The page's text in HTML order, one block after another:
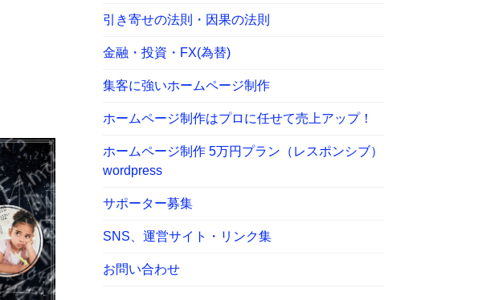
引き寄せの法則・因果の法則
金融・投資・FX(為替)
集客に強いホームページ制作
ホームページ制作はプロに任せて売上アップ！
ホームページ制作 5万円プラン（レスポンシブ）
wordpress
サポーター募集
SNS、運営サイト・リンク集
お問い合わせ